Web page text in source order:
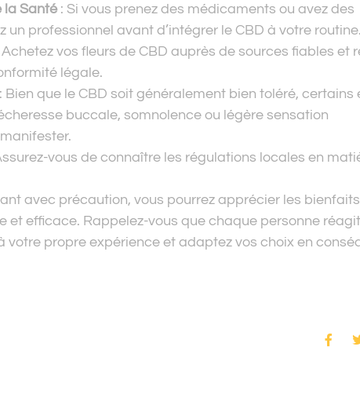
la Santé: Si vous prenez des médicaments ou avez des
un professionnel avant d’intégrer le CBD à votre routine.
vos fleurs de CBD auprès de sources fiables et
légale.
: Bien que le CBD soit généralement bien toléré, certains
buccale, somnolence ou légère sensation
vous de connaître les régulations locales en
avec précaution, vous pourrez apprécier les
et efficace. Rappelez-vous que chaque personne réagit
propre expérience et adaptez vos choix en